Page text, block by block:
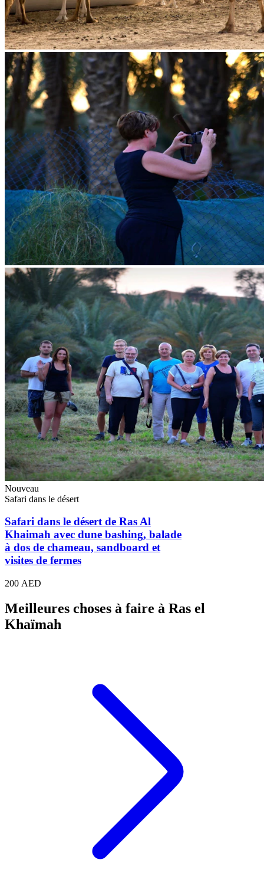
Nouveau
Safari dans le désert
Safari dans le désert de Ras Al
Khaimah avec dune bashing, balade
à dos de chameau, sandboard et
visites de fermes
200 AED
Meilleures choses à faire à Ras el
Khaïmah